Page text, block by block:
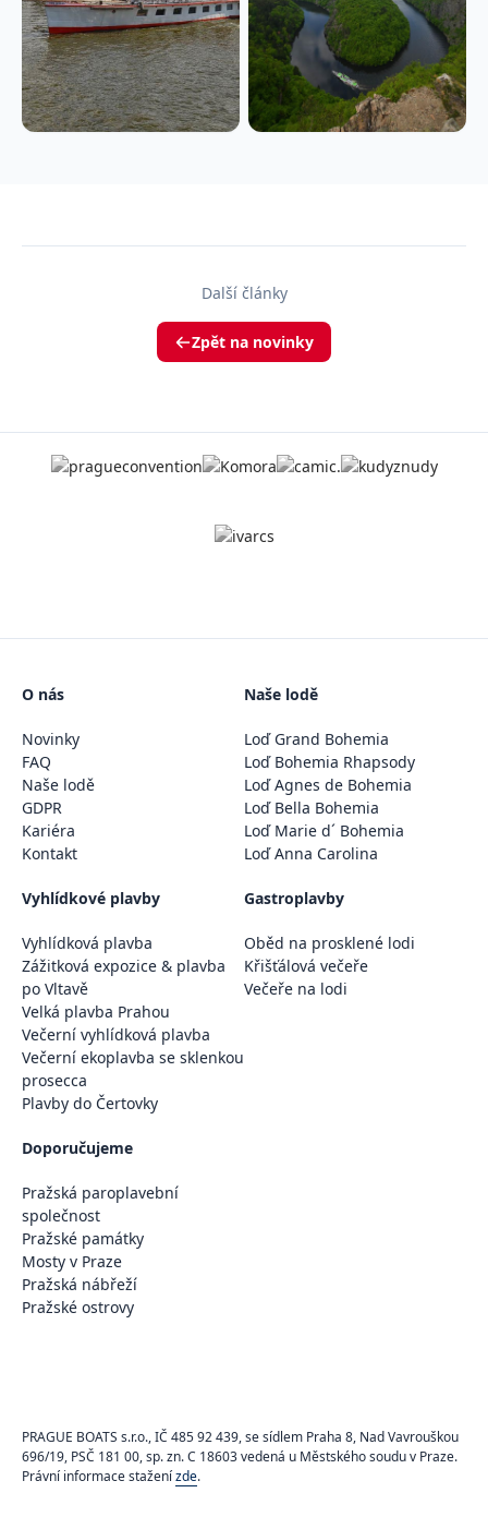
Další články
Zpět na novinky
O nás
Novinky
FAQ
Naše lodě
GDPR
Kariéra
Kontakt
Naše lodě
Loď Grand Bohemia
Loď Bohemia Rhapsody
Loď Agnes de Bohemia
Loď Bella Bohemia
Loď Marie d´ Bohemia
Loď Anna Carolina
Vyhlídkové plavby
Vyhlídková plavba
Zážitková expozice & plavba
po Vltavě
Velká plavba Prahou
Večerní vyhlídková plavba
Večerní ekoplavba se sklenkou
prosecca
Plavby do Čertovky
Gastroplavby
Oběd na prosklené lodi
Křišťálová večeře
Večeře na lodi
Doporučujeme
Pražská paroplavební
společnost
Pražské památky
Mosty v Praze
Pražská nábřeží
Pražské ostrovy
PRAGUE BOATS s.r.o., IČ 485 92 439, se sídlem Praha 8, Nad Vavrouškou
696/19, PSČ 181 00, sp. zn. C 18603 vedená u Městského soudu v Praze.
Právní informace staženízde.